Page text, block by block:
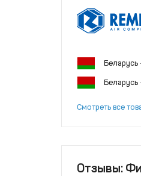
Беларусь
Беларусь
Смотреть все
Отзывы: